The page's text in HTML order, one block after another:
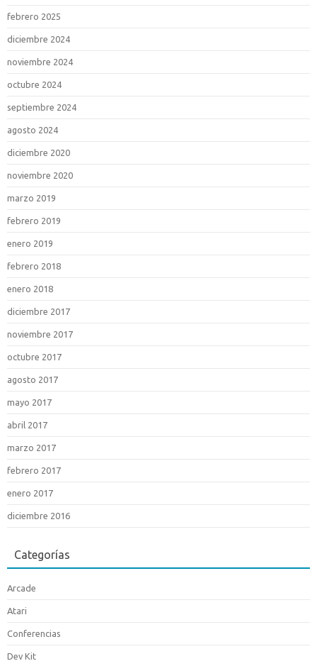
febrero 2025
diciembre 2024
noviembre 2024
octubre 2024
septiembre 2024
agosto 2024
diciembre 2020
noviembre 2020
marzo 2019
febrero 2019
enero 2019
febrero 2018
enero 2018
diciembre 2017
noviembre 2017
octubre 2017
agosto 2017
mayo 2017
abril 2017
marzo 2017
febrero 2017
enero 2017
diciembre 2016
Categorías
Arcade
Atari
Conferencias
Dev Kit